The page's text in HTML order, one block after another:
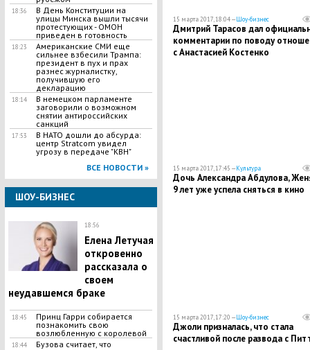
18:36
В День Конституции на
улицы Минска вышли тысячи
протестующих - ОМОН
приведен в готовность
18:23
Американские СМИ еще
сильнее взбесили Трампа:
президент в пух и прах
разнес журналистку,
получившую его
декларацию
18:14
В немецком парламенте
заговорили о возможном
снятии антироссийских
санкций
17:53
В НАТО дошли до абсурда:
центр Stratcom увидел
угрозу в передаче "КВН"
ВСЕ НОВОСТИ »
ШОУ-БИЗНЕС
18:56
Елена Летучая
откровенно
рассказала о
своем
неудавшемся браке
18:45
Принц Гарри собирается
познакомить свою
возлюбленную с королевой
18:44
Бузова считает, что
15 марта 2017, 18:04 —Шоу-бизнес
Дмитрий Тарасов дал
комментарии по поводу
с Анастасией Костенко
15 марта 2017, 17:45 —Культура
Дочь Александра Абдулова,
9 лет уже успела сняться в кино
15 марта 2017, 17:20 —Шоу-бизнес
Джоли призналась, что стала
счастливой после развода с